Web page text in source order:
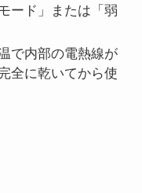
ード」または「弱
で内部の電熱線が
全に乾いてから使